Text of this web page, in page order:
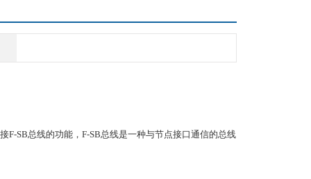
F-SB总线的功能，F-SB总线是一种与节点接口通信的总线